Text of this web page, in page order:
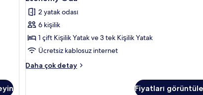
daha
fazla
Oda
için
tüm
fotoğrafları
görün
2 yatak odası
6 kişilik
1 çift Kişilik Yatak ve 3 tek Kişilik Yatak
Ücretsiz kablosuz internet
Daha çok detay
Economy
Fiyatları